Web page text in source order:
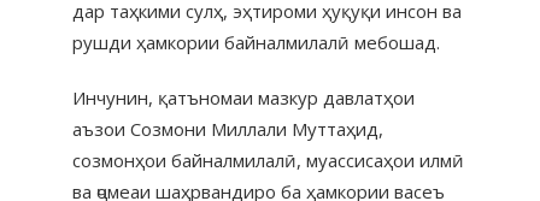
дар таҳкими сулҳ, эҳтироми ҳуқуқи инсон ва
рушди ҳамкории байналмилалӣ мебошад.
Инчунин, қатъномаи мазкур давлатҳои
аъзои Созмони Миллали Муттаҳид,
созмонҳои байналмилалӣ, муассисаҳои илмӣ
ва ҷомеаи шаҳрвандиро ба ҳамкории васеъ